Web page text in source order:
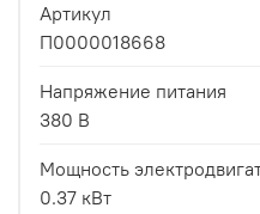
Артикул
П0000018668
Напряжение питания
380 В
Мощность
0.37 кВт